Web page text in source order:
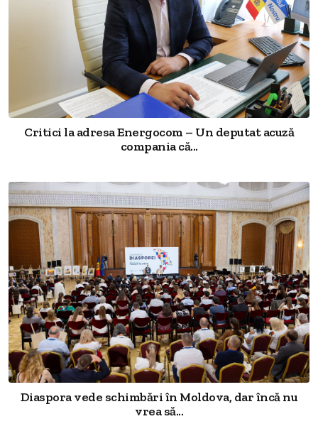
Critici la adresa Energocom – Un deputat acuză
compania că...
Diaspora vede schimbări în Moldova, dar încă nu
vrea să...